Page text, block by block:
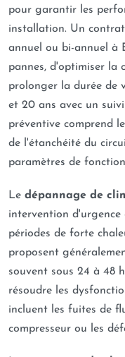
pour garantir les
installation. Un
annuel ou bi-annuel à
pannes, d'optimiser la
prolonger la durée de
et 20 ans avec un
préventive comprend
de l'étanchéité du
paramètres de
Le dépannage de
intervention d'urgence
périodes de forte
proposent
souvent sous 24 à 48
résoudre les
incluent les fuites de
compresseur ou les